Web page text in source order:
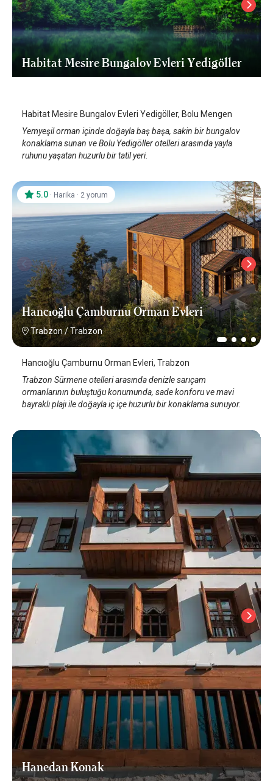
Habitat Mesire Bungalov Evleri Yedigöller
Habitat Mesire Bungalov Evleri Yedigöller, Bolu Mengen
Yemyeşil orman içinde doğayla baş başa, sakin bir bungalov
konaklama sunan ve Bolu Yedigöller otelleri arasında yayla
ruhunu yaşatan huzurlu bir tatil yeri.
Hancıoğlu Çamburnu Orman Evleri
Trabzon /Trabzon
5.0 · Harika · 2 yorum
Hancıoğlu Çamburnu Orman Evleri, Trabzon
Trabzon Sürmene otelleri arasında denizle sarıçam
ormanlarının buluştuğu konumunda, sade konforu ve mavi
bayraklı plajı ile doğayla iç içe huzurlu bir konaklama sunuyor.
Hanedan Konak